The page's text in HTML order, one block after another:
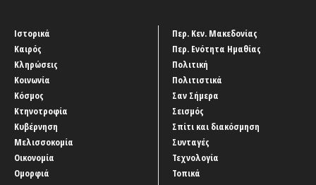
Ιστορικά
Καιρός
Κληρώσεις
Κοινωνία
Κόσμος
Κτηνοτροφία
Κυβέρνηση
Μελισσοκομία
Οικονομία
Ομορφιά
Περ. Κεν. Μακεδονίας
Περ. Ενότητα Ημαθίας
Πολιτική
Πολιτιστικά
Σαν Σήμερα
Σεισμός
Σπίτι και διακόσμηση
Συνταγές
Τεχνολογία
Τοπικά